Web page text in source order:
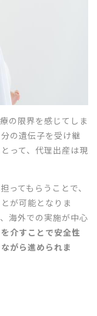
の限界を感じてしま
の遺伝子を受け継
って、代理出産は現
ってもらうことで、
が可能となりま
海外での実施が中心
介すことで安全性
がら進められま